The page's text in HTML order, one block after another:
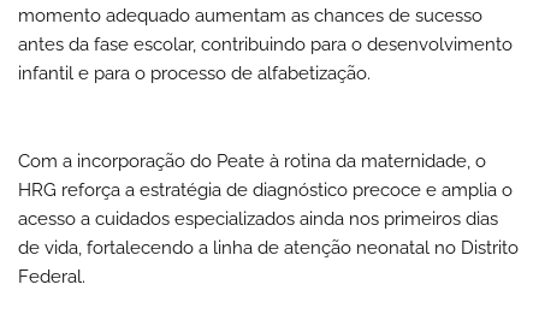
momento adequado aumentam as chances de sucesso
antes da fase escolar, contribuindo para o desenvolvimento
infantil e para o processo de alfabetização.
Com a incorporação do Peate à rotina da maternidade, o
HRG reforça a estratégia de diagnóstico precoce e amplia o
acesso a cuidados especializados ainda nos primeiros dias
de vida, fortalecendo a linha de atenção neonatal no Distrito
Federal.